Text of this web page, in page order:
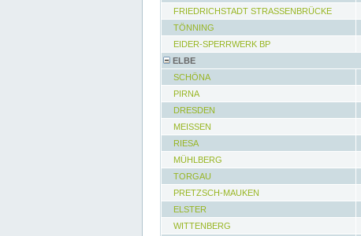
FRIEDRICHSTADT STRASSENBRÜCKE
TÖNNING
EIDER-SPERRWERK BP
ELBE
SCHÖNA
PIRNA
DRESDEN
MEISSEN
RIESA
MÜHLBERG
TORGAU
PRETZSCH-MAUKEN
ELSTER
WITTENBERG